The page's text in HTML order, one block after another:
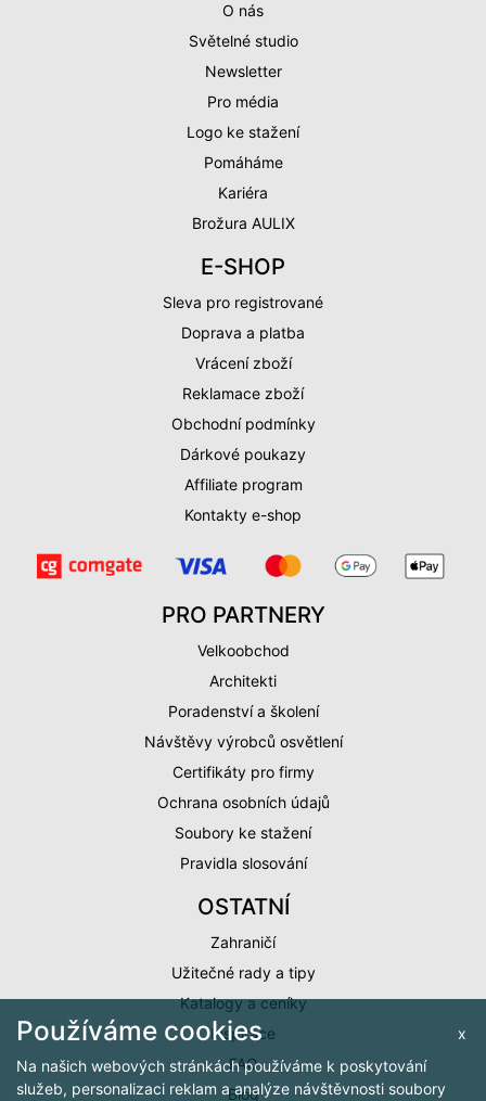
O nás
Světelné studio
Newsletter
Pro média
Logo ke stažení
Pomáháme
Kariéra
Brožura AULIX
E-SHOP
Sleva pro registrované
Doprava a platba
Vrácení zboží
Reklamace zboží
Obchodní podmínky
Dárkové poukazy
Affiliate program
Kontakty e-shop
PRO PARTNERY
Velkoobchod
Architekti
Poradenství a školení
Návštěvy výrobců osvětlení
Certifikáty pro firmy
Ochrana osobních údajů
Soubory ke stažení
Pravidla slosování
OSTATNÍ
Zahraničí
Užitečné rady a tipy
Katalogy a ceníky
Inspirace
FAQ
Blog
x
Používáme cookies
Na našich webových stránkách používáme k poskytování
služeb, personalizaci reklam a analýze návštěvnosti soubory